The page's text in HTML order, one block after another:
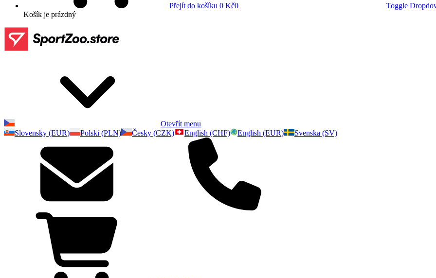
Přejít do košíku 0 Kč0
Toggle
Košík je prázdný
Otevřít menu
Slovensky (EUR)
Polski (PLN) Česky (CZK) English (CHF) English (EUR) Svenska (SV)